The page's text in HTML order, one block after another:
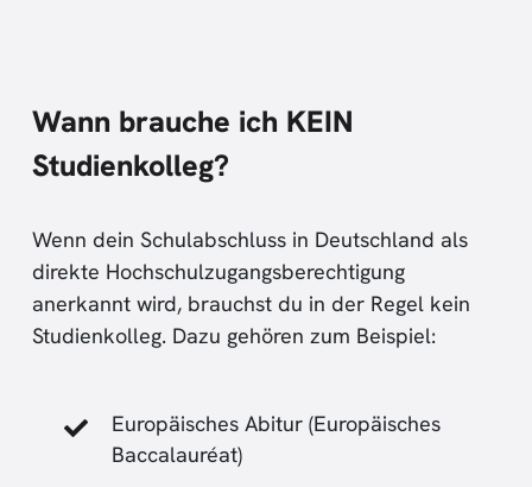
Wann brauche ich KEIN
Studienkolleg?
Wenn dein Schulabschluss in Deutschland als
direkte Hochschulzugangsberechtigung
anerkannt wird, brauchst du in der Regel kein
Studienkolleg. Dazu gehören zum Beispiel:
Europäisches Abitur (Europäisches
Baccalauréat)